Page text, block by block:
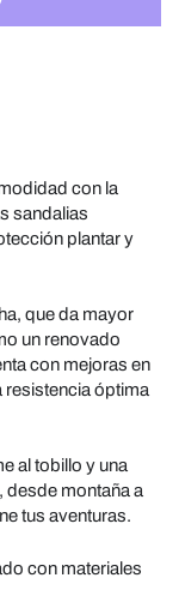
con la
sandalias
plantar y
que da mayor
un renovado
con mejoras en
resistencia óptima
al tobillo y una
desde montaña a
tus aventuras.
con materiales